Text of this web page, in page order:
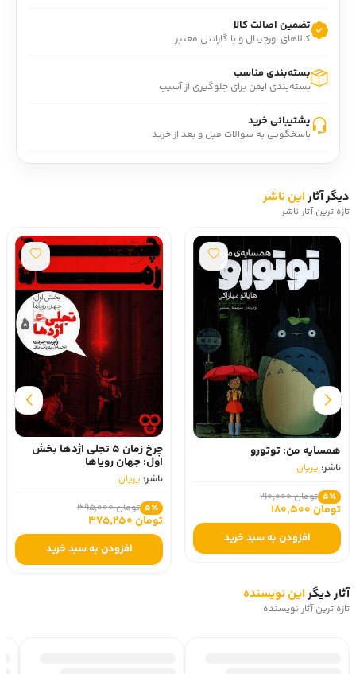
تضمین اصالت کالا
کالاهای اورجینال و با گارانتی معتبر
بسته‌بندی مناسب
بسته‌بندی ایمن برای جلوگیری از آسیب
پشتیبانی خرید
پاسخگویی به سوالات قبل و بعد از خرید
دیگر آثاراین ناشر
تازه ترین آثار ناشر
همسایه من: توتورو
ناشر: پریان
5٪ تومان 190,000
تومان 180,500
افزودن به سبد خرید
چرخ زمان 5 تجلی اژدها بخش
اول: جهان رویاها
ناشر: پریان
5٪ تومان 395,000
تومان 375,250
افزودن به سبد خرید
آثار دیگراین نویسنده
تازه ترین آثار نویسنده